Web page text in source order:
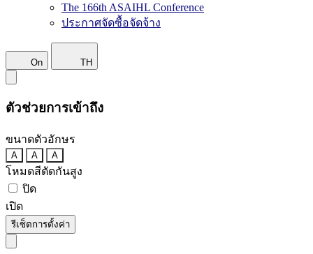
The 166th ASAIHL Conference
ประกาศจัดซื้อจัดจ้าง
On TH
ตัวช่วยการเข้าถึง
ขนาดตัวอักษร
A A A
โหมดสีตัดกันสูง
ปิด
เปิด
รีเซ็ตการตั้งค่า